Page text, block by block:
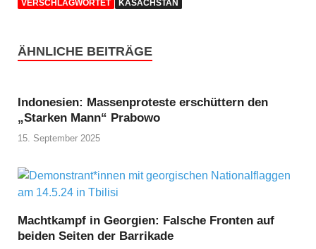
VERSCHLAGWORTET KASACHSTAN
ÄHNLICHE BEITRÄGE
Indonesien: Massenproteste erschüttern den
„Starken Mann“ Prabowo
15. September 2025
Machtkampf in Georgien: Falsche Fronten auf
beiden Seiten der Barrikade